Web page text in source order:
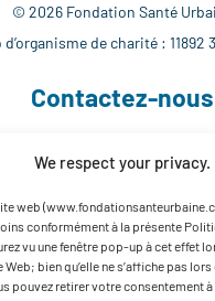
We respect your privacy.
web
conformément à la présente
vu une fenêtre pop-up à cet effet
bien qu’elle ne s’affiche pas
pouvez retirer votre consentement
© 2026 Fondation Santé
de charité : 11892
Contactez-nous
Est, local F-1123
H2L 4M1